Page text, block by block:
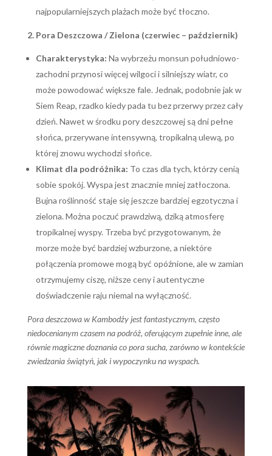
najpopularniejszych plażach może być tłoczno.
2. Pora Deszczowa / Zielona (czerwiec – październik)
Charakterystyka: Na wybrzeżu monsun południowo-
zachodni przynosi więcej wilgoci i silniejszy wiatr, co
może powodować większe fale. Jednak, podobnie jak w
Siem Reap, rzadko kiedy pada tu bez przerwy przez cały
dzień. Nawet w środku pory deszczowej są dni pełne
słońca, przerywane intensywną, tropikalną ulewą, po
której znowu wychodzi słońce.
Klimat dla podróżnika: To czas dla tych, którzy cenią
sobie spokój. Wyspa jest znacznie mniej zatłoczona.
Bujna roślinność staje się jeszcze bardziej egzotyczna i
zielona. Można poczuć prawdziwą, dziką atmosferę
tropikalnej wyspy. Trzeba być przygotowanym, że
morze może być bardziej wzburzone, a niektóre
połączenia promowe mogą być opóźnione, ale w zamian
otrzymujemy ciszę, niższe ceny i autentyczne
doświadczenie raju niemal na wyłączność.
Pora deszczowa w Kambodży jest fantastycznym, często
niedocenianym czasem na podróż, oferującym zupełnie inne, ale
równie magiczne doznania co pora sucha, zarówno w kontekście
zwiedzania świątyń, jak i wypoczynku na wyspach.